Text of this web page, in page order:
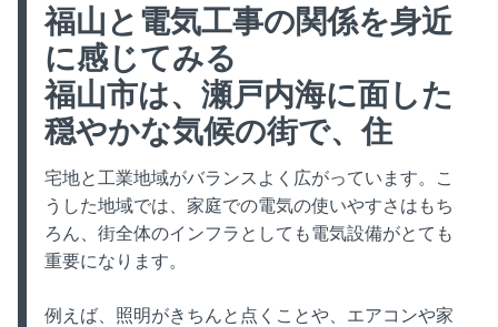
福山と電気工事の関係を身近
に感じてみる
福山市は、瀬戸内海に面した
穏やかな気候の街で、住
宅地と工業地域がバランスよく広がっています。こ
うした地域では、家庭での電気の使いやすさはもち
ろん、街全体のインフラとしても電気設備がとても
重要になります。
例えば、照明がきちんと点くことや、エアコンや家